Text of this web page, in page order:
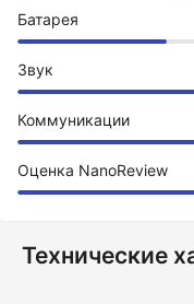
Батарея
Звук
Коммуникации
Оценка NanoReview
Технические